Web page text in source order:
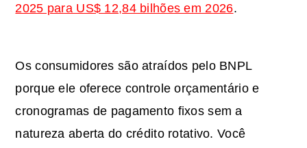
2025 para US$ 12,84 bilhões em 2026.
Os consumidores são atraídos pelo BNPL
porque ele oferece controle orçamentário e
cronogramas de pagamento fixos sem a
natureza aberta do crédito rotativo. Você